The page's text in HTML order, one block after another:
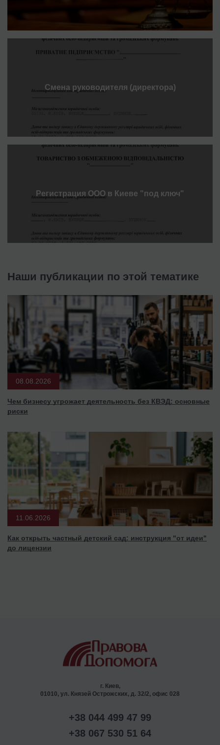
Смена руководителя (директора)
Регистрация ООО в Киеве "под ключ"
Наши публикации по этой тематике
08.08.2026
Чем бизнесу угрожает деятельность без КВЭД: основные
риски
11.06.2026
Как открыть частный детский сад: инструкция "от идеи"
до лицензии
г. Киев,
01010, ул. Князей Острожских, д. 32/2, офис 028
+38 044 499 47 99
+38 067 530 51 64